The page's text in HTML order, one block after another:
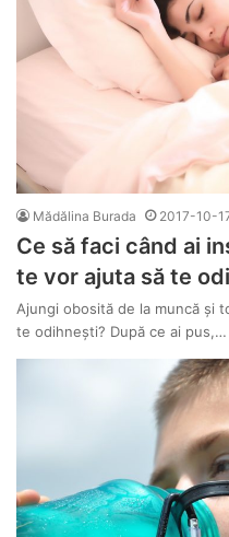
Mădălina Burada 2017-10-
Ce să faci când ai
te vor ajuta să te
Ajungi obosită de la muncă şi
te odihneşti? După ce ai pus,…